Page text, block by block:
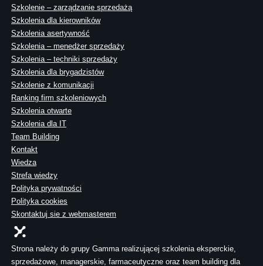
Szkolenie – zarządzanie sprzedażą
Szkolenia dla kierowników
Szkolenia asertywność
Szkolenia – menedżer sprzedaży
Szkolenia – techniki sprzedaży
Szkolenia dla brygadzistów
Szkolenie z komunikacji
Ranking firm szkoleniowych
Szkolenia otwarte
Szkolenia dla IT
Team Building
Kontakt
Wiedza
Strefa wiedzy
Polityka prywatności
Polityka cookies
Skontaktuj sie z webmasterem
Strona należy do grupy Gamma realizującej szkolenia eksperckie,
sprzedażowe, managerskie, farmaceutyczne oraz team building dla